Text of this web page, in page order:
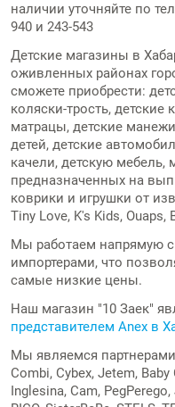
наличии уточняйте по
940 и 243-543
Детские магазины в
оживленных районах
сможете приобрести:
коляски-трость,
матрацы, детские
детей, детские
качели, детскую мебель,
предназначенных на
коврики и игрушки от
Tiny Love, K's Kids, Ouaps,
Мы работаем напрямую
импортерами, что
самые низкие цены.
Наш магазин "10 Заек"
представителем Anex в
Мы являемся
Combi, Cybex, Jetem,
Inglesina, Cam,